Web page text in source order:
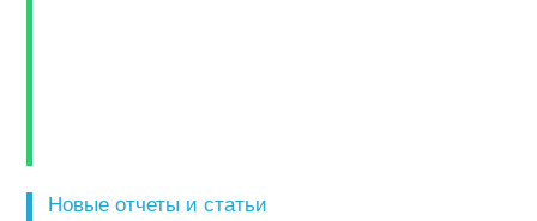
Новые отчеты и статьи